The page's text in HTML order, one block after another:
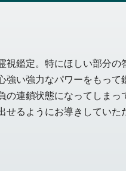
視鑑定。特にほしい部分の
強い強力なパワーをもって
の連鎖状態になってしまっ
せるようにお導きしていた